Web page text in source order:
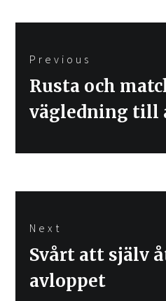
Previous
Previous
post:
Rusta och
vägledning till
Next
Next
post:
Svårt att själv
avloppet